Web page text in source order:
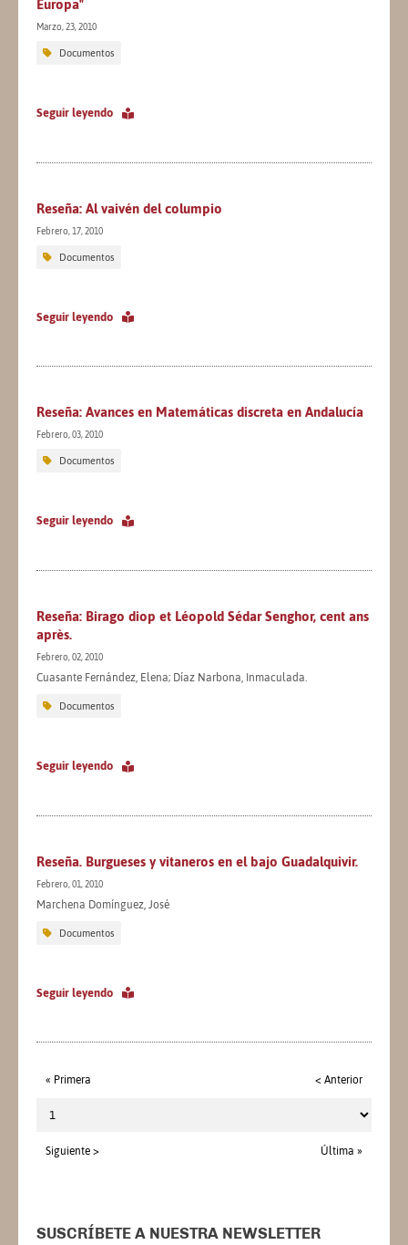
Europa"
Marzo, 23, 2010
Documentos
Seguir leyendo
Reseña: Al vaivén del columpio
Febrero, 17, 2010
Documentos
Seguir leyendo
Reseña: Avances en Matemáticas discreta en Andalucía
Febrero, 03, 2010
Documentos
Seguir leyendo
Reseña: Birago diop et Léopold Sédar Senghor, cent ans
après.
Febrero, 02, 2010
Cuasante Fernández, Elena; Díaz Narbona, Inmaculada.
Documentos
Seguir leyendo
Reseña. Burgueses y vitaneros en el bajo Guadalquivir.
Febrero, 01, 2010
Marchena Domínguez, José
Documentos
Seguir leyendo
« Primera < Anterior
Siguiente > Última »
SUSCRÍBETE A NUESTRA NEWSLETTER